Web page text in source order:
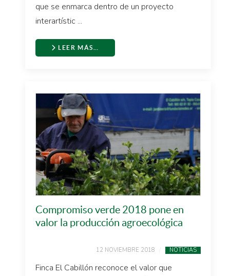
que se enmarca dentro de un proyecto
interartístic ...
LEER MÁS…
Compromiso verde 2018 pone en
valor la producción agroecológica
12 NOVIEMBRE 2018 NOTICIAS
Finca El Cabillón reconoce el valor que